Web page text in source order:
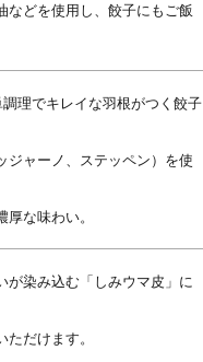
などを使用し、餃子にもご飯
調理でキレイな羽根がつく餃子
ジャーノ、ステッペン）を使
な味わい。
が染み込む「しみウマ皮」に
だけます。